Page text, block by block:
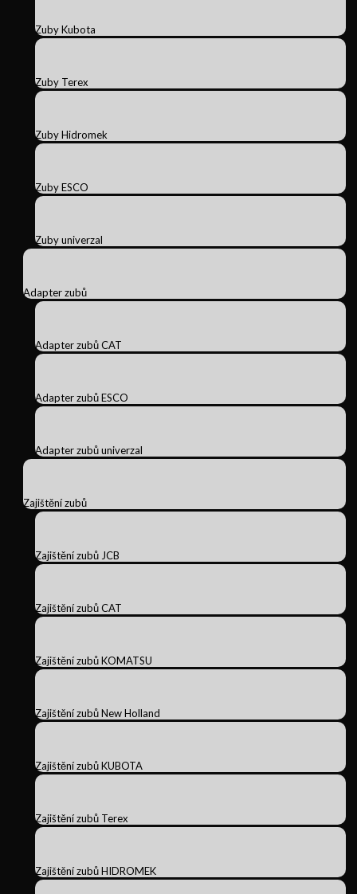
Zuby Kubota
Zuby Terex
Zuby Hidromek
Zuby ESCO
Zuby univerzal
Adapter zubů
Adapter zubů CAT
Adapter zubů ESCO
Adapter zubů univerzal
Zajištění zubů
Zajištění zubů JCB
Zajištění zubů CAT
Zajištění zubů KOMATSU
Zajištění zubů New Holland
Zajištění zubů KUBOTA
Zajištění zubů Terex
Zajištění zubů HIDROMEK